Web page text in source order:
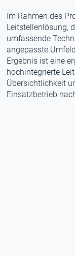
Im Rahmen des
Leitstellenlösung,
umfassende
angepasste
Ergebnis ist eine
hochintegrierte
Übersichtlichkeit
Einsatzbetrieb